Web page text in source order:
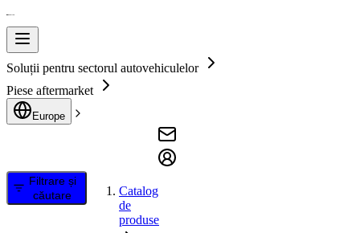
Soluții pentru sectorul autovehiculelor
Piese aftermarket
Europe
Filtrare și
căutare
Catalog
de
produse